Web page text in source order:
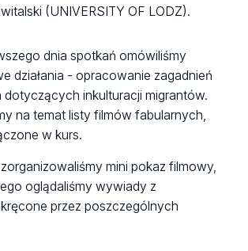
(UNIVERSITY OF LODZ).
dnia spotkań omówiliśmy
działania - opracowanie zagadnień
inkulturacji migrantów.
na temat listy filmów fabularnych,
w kurs.
mini pokaz filmowy,
oglądaliśmy wywiady z
przez poszczególnych